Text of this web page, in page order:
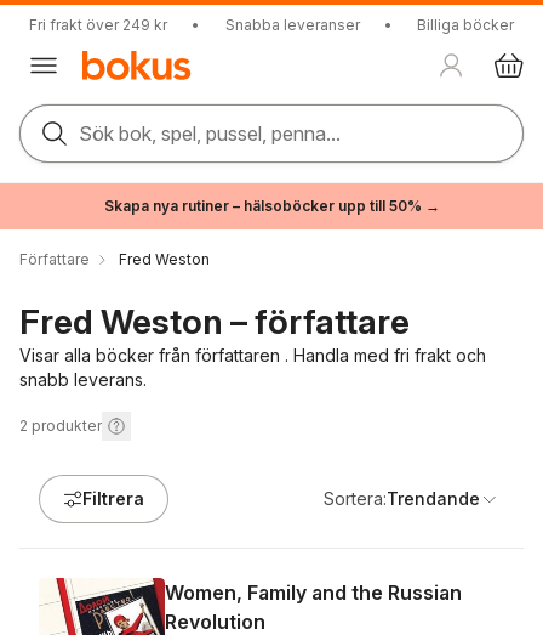
Fri frakt över 249 kr • Snabba leveranser • Billiga böcker
Sök bok, spel, pussel, penna...
Skapa nya rutiner – hälsoböcker upp till 50% →
Författare Fred Weston
Fred Weston – författare
Visar alla böcker från författaren . Handla med fri frakt och
snabb leverans.
2 produkter
Filtrera Sortera:Trendande
Women, Family and the Russian
Revolution